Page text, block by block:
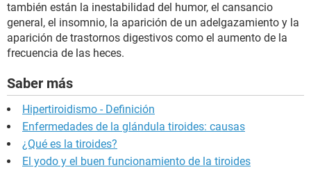
también están la inestabilidad del humor, el cansancio
general, el insomnio, la aparición de un adelgazamiento y la
aparición de trastornos digestivos como el aumento de la
frecuencia de las heces.
Saber más
Hipertiroidismo - Definición
Enfermedades de la glándula tiroides: causas
¿Qué es la tiroides?
El yodo y el buen funcionamiento de la tiroides